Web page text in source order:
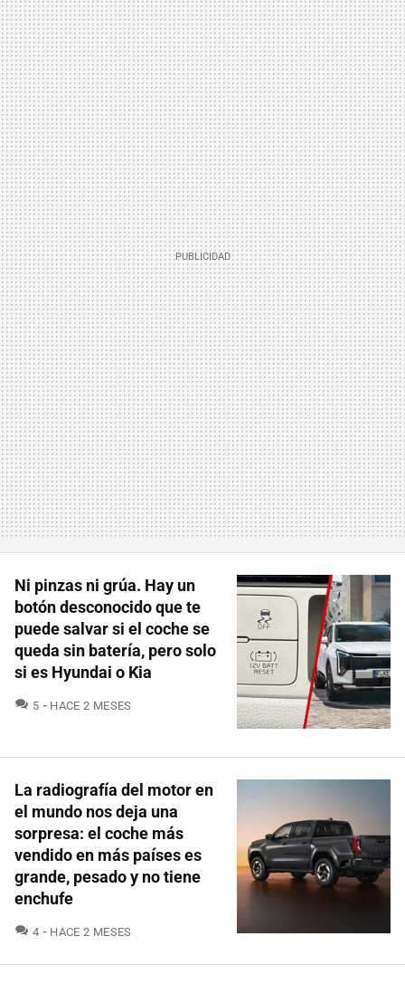
Ni pinzas ni grúa. Hay un
botón desconocido que te
puede salvar si el coche se
queda sin batería, pero solo
si es Hyundai o Kia
5 COMENTARIOS
HACE 2 MESES
La radiografía del motor en
el mundo nos deja una
sorpresa: el coche más
vendido en más países es
grande, pesado y no tiene
enchufe
4 COMENTARIOS
HACE 2 MESES